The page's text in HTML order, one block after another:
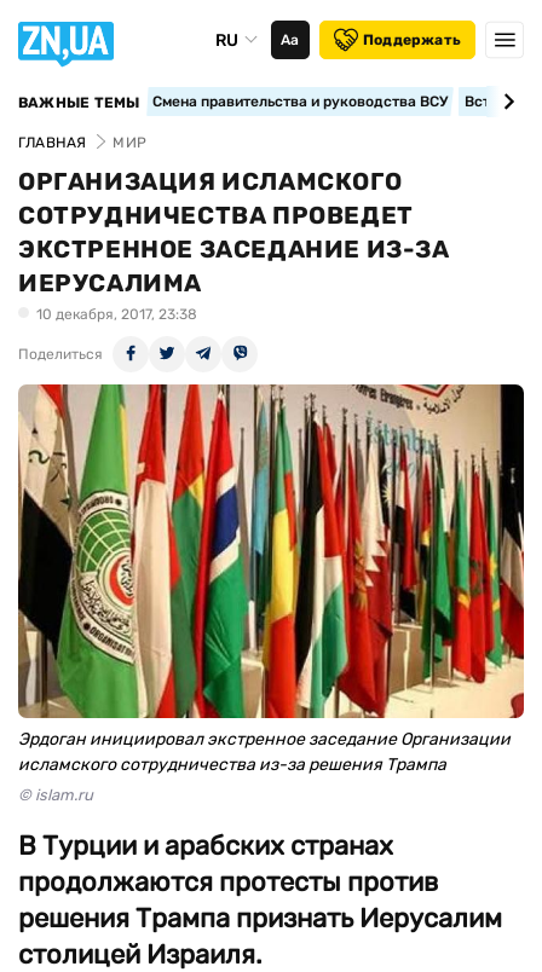
RU Аа Поддержать
ВАЖНЫЕ ТЕМЫ Смена правительства и руководства ВСУ
ГЛАВНАЯ МИР
ОРГАНИЗАЦИЯ ИСЛАМСКОГО
СОТРУДНИЧЕСТВА ПРОВЕДЕТ
ЭКСТРЕННОЕ ЗАСЕДАНИЕ ИЗ-ЗА
ИЕРУСАЛИМА
10 декабря, 2017, 23:38
Поделиться
Эрдоган инициировал экстренное заседание Организации
исламского сотрудничества из-за решения Трампа
© islam.ru
В Турции и арабских странах
продолжаются протесты против
решения Трампа признать Иерусалим
столицей Израиля.